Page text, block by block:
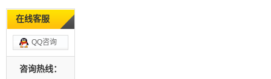
在线客服
QQ咨询
咨询热线：